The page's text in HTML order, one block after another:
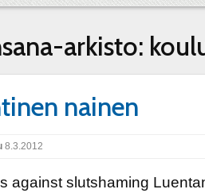
arkisto:
nainen
8.3.2012
against slutshaming